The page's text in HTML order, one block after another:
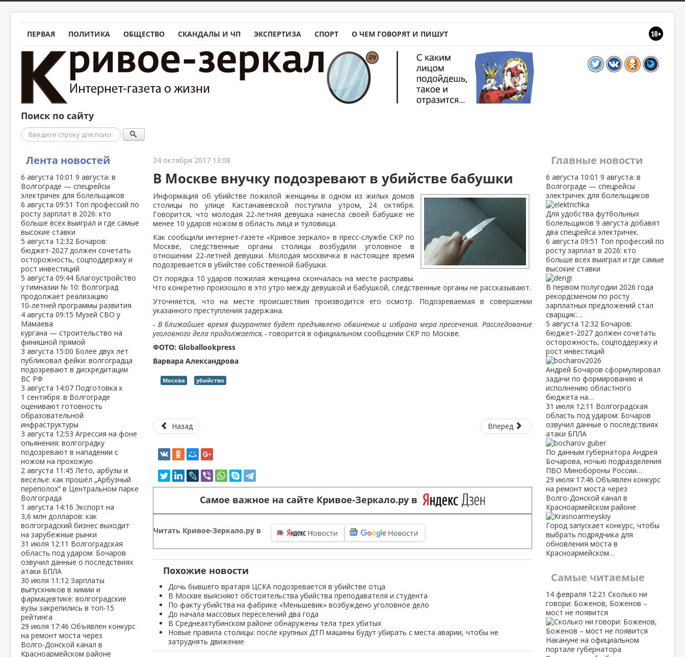
ПЕРВАЯ ПОЛИТИКА ОБЩЕСТВО СКАНДАЛЫ И ЧП ЭКСПЕРТИЗА СПОРТ О ЧЕМ ГОВОРЯТ И ПИШУТ
Поиск по сайту
Поиск
Лента новостей
6 августа 10:01 9 августа: в
Волгограде — спецрейсы
электричек для болельщиков
6 августа 09:51 Топ профессий по
росту зарплат в 2026: кто
больше всех выиграл и где самые
высокие ставки
5 августа 12:32 Бочаров:
бюджет‑2027 должен сочетать
осторожность, соцподдержку и
рост инвестиций
5 августа 09:44 Благоустройство
у гимназии № 10: Волгоград
продолжает реализацию
10‑летней программы развития
4 августа 09:15 Музей СВО у
Мамаева
кургана — строительство на
финишной прямой
3 августа 15:00 Более двух лет
публиковал фейки: волгоградца
подозревают в дискредитации
ВС РФ
3 августа 14:07 Подготовка к
1 сентября: в Волгограде
оценивают готовность
образовательной
инфраструктуры
3 августа 12:53 Агрессия на фоне
опьянения: волгоградку
подозревают в нападении с
ножом на прохожую
2 августа 11:45Лето, арбузы и
веселье: как прошёл „Арбузный
переполох“ в Центральном парке
Волгограда
1 августа 14:16 Экспорт на
3,6 млн долларов: как
волгоградский бизнес выходит
на зарубежные рынки
31 июля 12:11 Волгоградская
область под ударом: Бочаров
озвучил данные о последствиях
атаки БПЛА
30 июля 11:12 Зарплаты
выпускников в химии и
фармацевтике: волгоградские
вузы закрепились в топ‑15
рейтинга
29 июля 17:46 Объявлен конкурс
на ремонт моста через
Волго‑Донской канал в
Красноармейском районе
24 октября 2017 13:08
В Москве внучку подозревают в убийстве бабушки
Информация об убийстве пожилой женщины в одном из жилых домов
столицы по улице Кастанавевской поступила утром, 24 октября.
Говорится, что молодая 22-летняя девушка нанесла своей бабушке не
менее 10 ударов ножом в область лица и туловища.
Как сообщили интернет-газете «Кривое зеркало» в пресс-службе СКР по
Москве, следственные органы столицы возбудили уголовное в
отношении 22-летней девушки. Молодая москвичка в настоящее время
подозревается в убийстве собственной бабушки.
От порядка 10 ударов пожилая женщина скончалась на месте расправы.
Что конкретно произошло в это утро между девушкой и бабушкой, следственные органы не рассказывают.
Уточняется, что на месте происшествия производится его осмотр. Подозреваемая в совершении
указанного преступления задержана.
- В ближайшее время фигурантке будет предъявлено обвинение и избрана мера пресечения. Расследование
уголовного дела продолжается, - говорится в официальном сообщении СКР по Москве.
ФОТО: Globallookpress
Варвара Александрова
Москва убийство
Назад Вперед
Самое важное на сайте Кривое-Зеркало.ру в
Читать Кривое-Зеркало.ру в
Похожие новости
Дочь бывшего вратаря ЦСКА подозревается в убийстве отца
В Москве выясняют обстоятельства убийства преподавателя и студента
По факту убийства на фабрике «Меньшевик» возбуждено уголовное дело
До начала массовых переселений два года
В Среднеахтубинском районе обнаружены тела трех убитых
Новые правила столицы: после крупных ДТП машины будут убирать с места аварии, чтобы не
затруднять движение
Главные новости
6 августа 10:01 9 августа: в
Волгограде — спецрейсы
электричек для болельщиков
Для удобства футбольных
болельщиков 9 августа добавят
два спецрейса электричек.
6 августа 09:51 Топ профессий по
росту зарплат в 2026: кто
больше всех выиграл и где самые
высокие ставки
В первом полугодии 2026 года
рекордсменом по росту
зарплатных предложений стал
сварщик:…
5 августа 12:32 Бочаров:
бюджет‑2027 должен сочетать
осторожность, соцподдержку и
рост инвестиций
Андрей Бочаров сформулировал
задачи по формированию и
исполнению областного
бюджета на…
31 июля 12:11 Волгоградская
область под ударом: Бочаров
озвучил данные о последствиях
атаки БПЛА
По данным губернатора Андрея
Бочарова, ночью подразделения
ПВО Минобороны России…
29 июля 17:46 Объявлен конкурс
на ремонт моста через
Волго‑Донской канал в
Красноармейском районе
Город запускает конкурс, чтобы
выбрать подрядчика для
обновления моста в
Красноармейском…
Самые читаемые
14 февраля 12:21 Сколько ни
говори: Боженов, Боженов –
мост не появится
Накануне на официальном
портале губернатора